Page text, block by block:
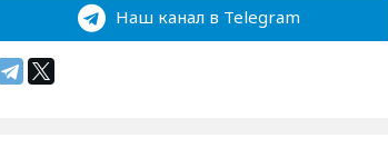
Наш канал в Telegram